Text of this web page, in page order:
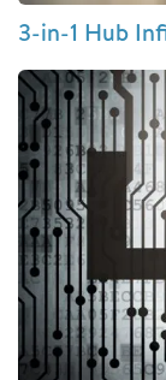
3-in-1 Hub